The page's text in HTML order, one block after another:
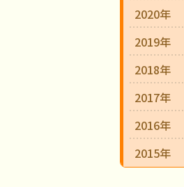
2020年
2019年
2018年
2017年
2016年
2015年